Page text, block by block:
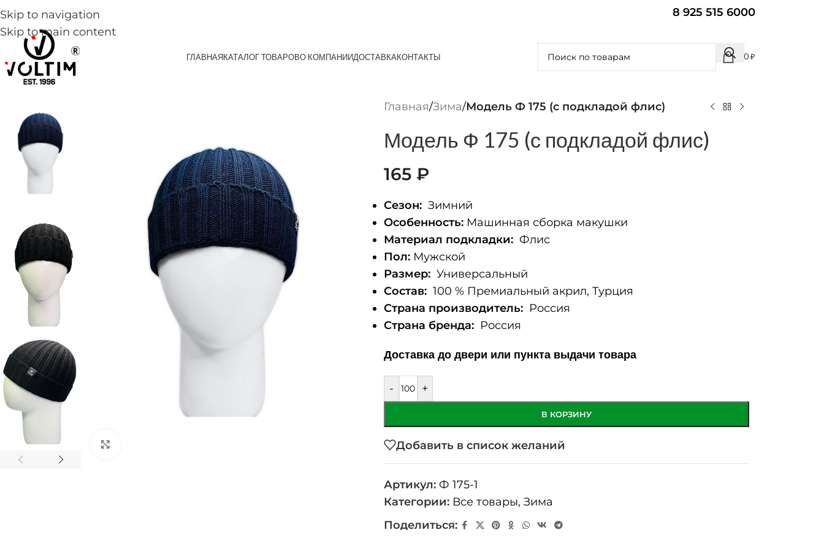
Skip to navigation
Skip to main content
8 925 515 6000
ГЛАВНАЯКАТАЛОГ ТОВАРОВО КОМПАНИИДОСТАВКАКОНТАКТЫ 0₽
Главная/Зима/Модель Ф 175 (с подкладой флис)
Модель Ф 175 (с подкладой флис)
165 ₽
Сезон:Зимний
Особенность:Машинная сборка макушки
Материал подкладки:Флис
Пол:Мужской
Размер:Универсальный
Состав:100 % Премиальный акрил, Турция
Страна производитель:Россия
Страна бренда:Россия
Доставка до двери или пункта выдачи товара
- +
В КОРЗИНУ
Добавить в список желаний
Артикул: Ф 175-1
Категории: Все товары, Зима
Поделиться: